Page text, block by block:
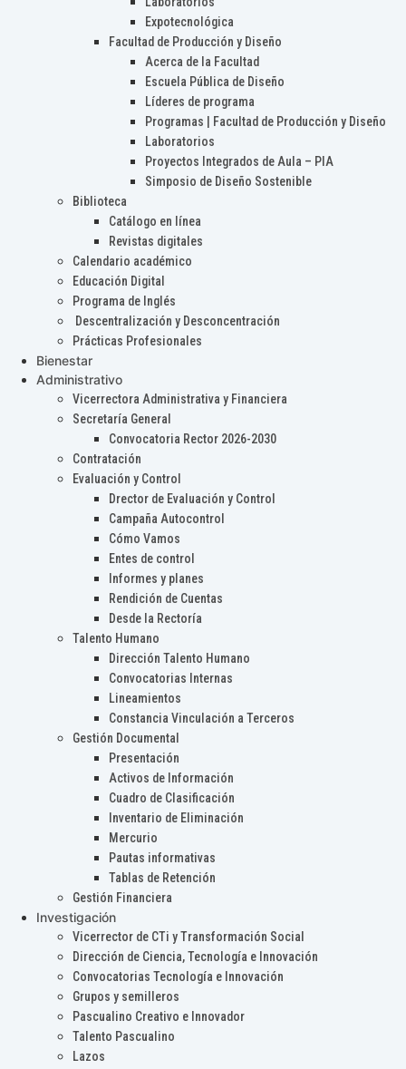
Expotecnológica
Facultad de Producción y Diseño
Acerca de la Facultad
Escuela Pública de Diseño
Líderes de programa
Programas | Facultad de Producción y Diseño
Laboratorios
Proyectos Integrados de Aula – PIA
Simposio de Diseño Sostenible
Biblioteca
Catálogo en línea
Revistas digitales
Calendario académico
Educación Digital
Programa de Inglés
Descentralización y Desconcentración
Prácticas Profesionales
Bienestar
Administrativo
Vicerrectora Administrativa y Financiera
Secretaría General
Convocatoria Rector 2026-2030
Contratación
Evaluación y Control
Drector de Evaluación y Control
Campaña Autocontrol
Cómo Vamos
Entes de control
Informes y planes
Rendición de Cuentas
Desde la Rectoría
Talento Humano
Dirección Talento Humano
Convocatorias Internas
Lineamientos
Constancia Vinculación a Terceros
Gestión Documental
Presentación
Activos de Información
Cuadro de Clasificación
Inventario de Eliminación
Mercurio
Pautas informativas
Tablas de Retención
Gestión Financiera
Investigación
Vicerrector de CTi y Transformación Social
Dirección de Ciencia, Tecnología e Innovación
Convocatorias Tecnología e Innovación
Grupos y semilleros
Pascualino Creativo e Innovador
Talento Pascualino
Lazos